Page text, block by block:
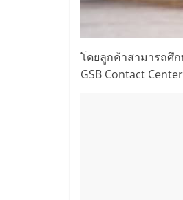
โดยลูกค้าสามารถศึ
GSB Contact